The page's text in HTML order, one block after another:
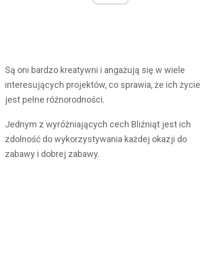
Są oni bardzo kreatywni i angażują się w wiele
interesujących projektów, co sprawia, że ich życie
jest pełne różnorodności.
Jednym z wyróżniających cech Bliźniąt jest ich
zdolność do wykorzystywania każdej okazji do
zabawy i dobrej zabawy.